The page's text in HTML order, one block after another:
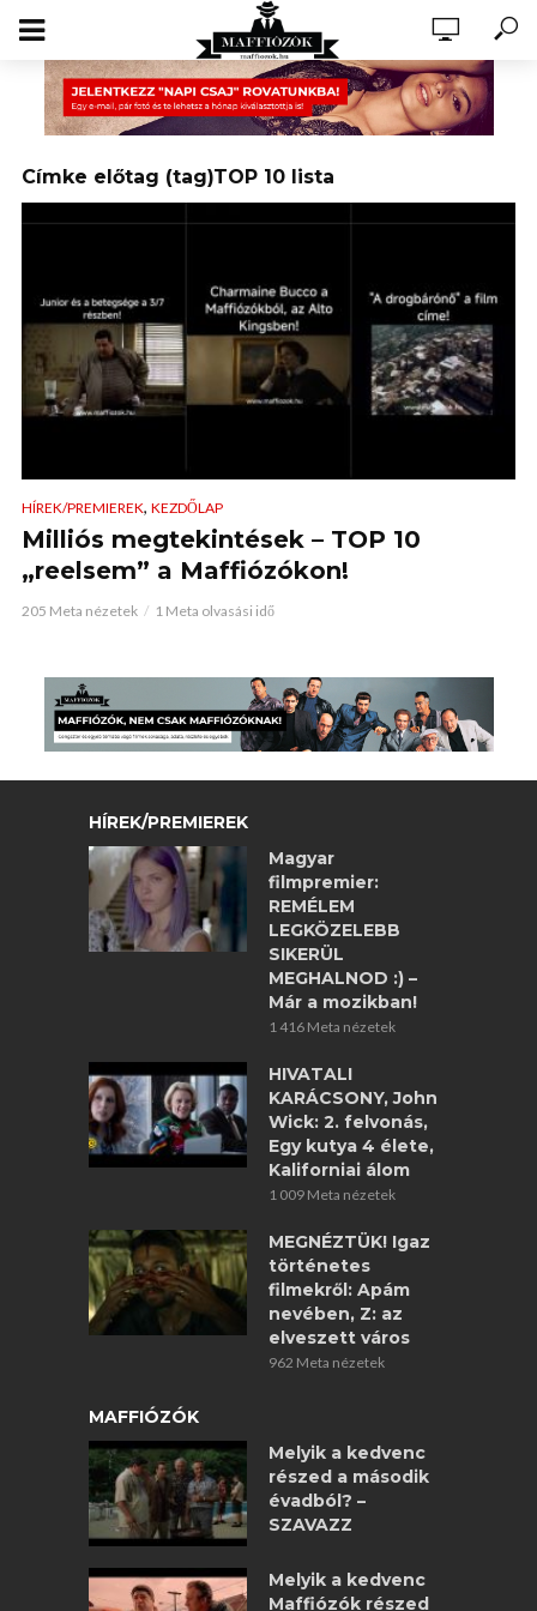
Címke előtag (tag)TOP 10 lista
HÍREK/PREMIEREK, KEZDŐLAP
Milliós megtekintések – TOP 10
„reelsem” a Maffiózókon!
205 Meta nézetek 1 Meta olvasási idő
HÍREK/PREMIEREK
Magyar
filmpremier:
REMÉLEM
LEGKÖZELEBB
SIKERÜL
MEGHALNOD :) –
Már a mozikban!
1 416 Meta nézetek
HIVATALI
KARÁCSONY, John
Wick: 2. felvonás,
Egy kutya 4 élete,
Kaliforniai álom
1 009 Meta nézetek
MEGNÉZTÜK! Igaz
történetes
filmekről: Apám
nevében, Z: az
elveszett város
962 Meta nézetek
MAFFIÓZÓK
Melyik a kedvenc
részed a második
évadból? –
SZAVAZZ
Melyik a kedvenc
Maffiózók részed